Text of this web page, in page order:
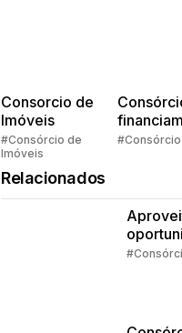
Consorcio de
Imóveis
#Consórcio de
Imóveis
Quem
#Consórcio
Relacionados
da